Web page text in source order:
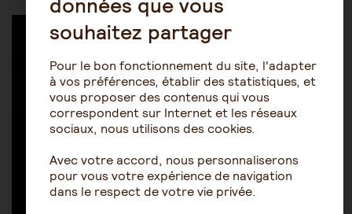
Les pathologies du vieillissement Alzheimer
données que vous
souhaitez partager
Pour le bon fonctionnement du site, l'adapter
à vos préférences, établir des statistiques, et
vous proposer des contenus qui vous
correspondent sur Internet et les réseaux
sociaux, nous utilisons des cookies.
Avec votre accord, nous personnaliserons
pour vous votre expérience de navigation
dans le respect de votre vie privée.